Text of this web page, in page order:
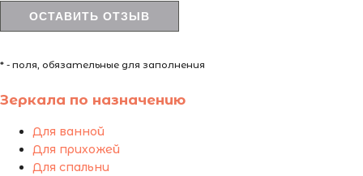
* - поля, обязательные для заполнения
Зеркала по назначению
Для ванной
Для прихожей
Для спальни